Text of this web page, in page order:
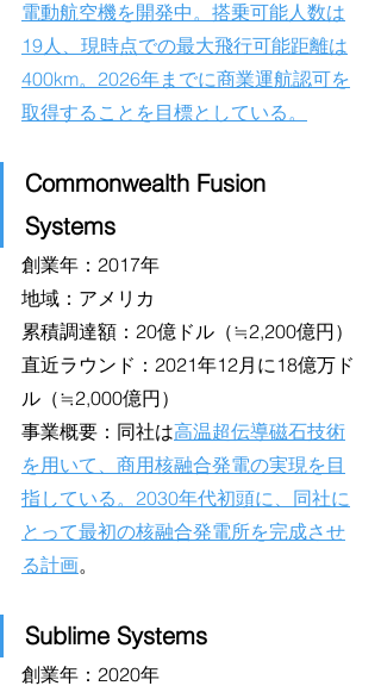
電動航空機を開発中。搭乗可能人数は
19人、現時点での最大飛行可能距離は
400km。2026年までに商業運航認可を
取得することを目標としている。
Commonwealth Fusion
Systems
創業年：2017年
地域：アメリカ
累積調達額：20億ドル（≒2,200億円）
直近ラウンド：2021年12月に18億万ド
ル（≒2,000億円）
事業概要：同社は高温超伝導磁石技術
を用いて、商用核融合発電の実現を目
指している。2030年代初頭に、同社に
とって最初の核融合発電所を完成させ
る計画。
Sublime Systems
創業年：2020年